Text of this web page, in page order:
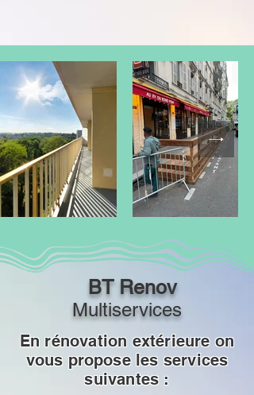
BT Renov
Multiservices
En rénovation extérieure on
vous propose les services
suivantes :